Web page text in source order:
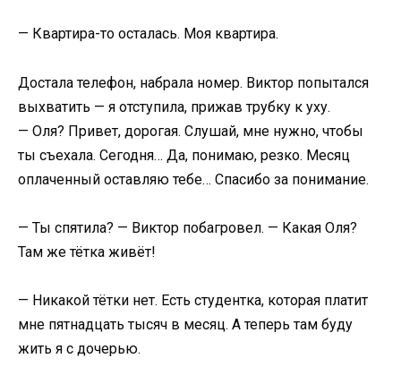
— Квартира-то осталась. Моя квартира.
Достала телефон, набрала номер. Виктор попытался
выхватить — я отступила, прижав трубку к уху.
— Оля? Привет, дорогая. Слушай, мне нужно, чтобы
ты съехала. Сегодня… Да, понимаю, резко. Месяц
оплаченный оставляю тебе… Спасибо за понимание.
— Ты спятила? — Виктор побагровел. — Какая Оля?
Там же тётка живёт!
— Никакой тётки нет. Есть студентка, которая платит
мне пятнадцать тысяч в месяц. А теперь там буду
жить я с дочерью.